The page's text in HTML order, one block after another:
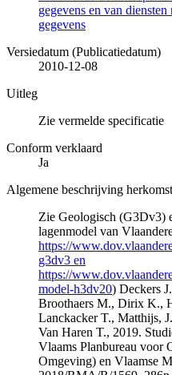
gegevens en van
gegevens
Versiedatum (Publicatiedatum)
2010-12-08
Uitleg
Zie vermelde specificatie
Conform verklaard
Ja
Algemene beschrijving herkomst
Zie Geologisch (G3Dv3)
lagenmodel van
https://
g3dv3 en
https://
model-h3dv20) Deckers
Broothaers M., Dirix K.,
Lanckacker T., Matthijs,
Van Haren T., 2019.
Vlaams Planbureau voor
Omgeving) en Vlaamse